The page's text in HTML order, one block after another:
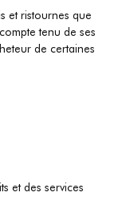
et ristournes que
tenu de ses
de certaines
et des services